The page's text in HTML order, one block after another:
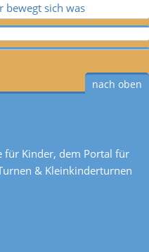
bewegt sich was
für Kinder, dem Portal für
& Kleinkinderturnen
nach oben